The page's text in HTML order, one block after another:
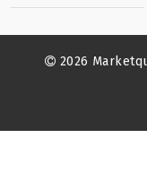
2026